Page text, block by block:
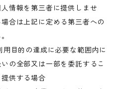
情報を第三者に提供しませ
合は上記に定める第三者への
用目的の達成に必要な範囲内に
の全部又は一部を委託するこ
供する場合